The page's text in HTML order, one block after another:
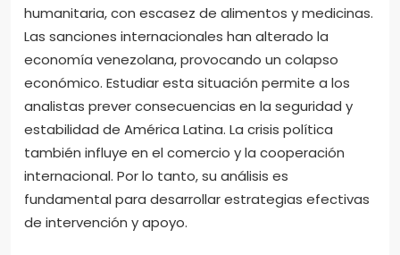
humanitaria, con escasez de alimentos y medicinas.
Las sanciones internacionales han alterado la
economía venezolana, provocando un colapso
económico. Estudiar esta situación permite a los
analistas prever consecuencias en la seguridad y
estabilidad de América Latina. La crisis política
también influye en el comercio y la cooperación
internacional. Por lo tanto, su análisis es
fundamental para desarrollar estrategias efectivas
de intervención y apoyo.